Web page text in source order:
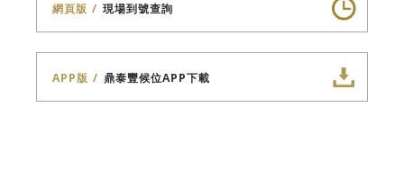
網頁版 現場到號查詢
APP版 鼎泰豐候位APP下載